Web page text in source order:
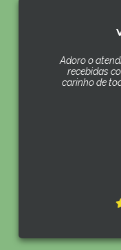
Adoro o
recebidas
carinho de